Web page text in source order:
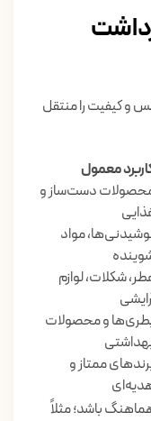
کیفیت را منتقل
معمول
دست‌ساز و
مواد
شکلات، لوازم
و محصولات
ممتاز و
باشد؛ مثلاً